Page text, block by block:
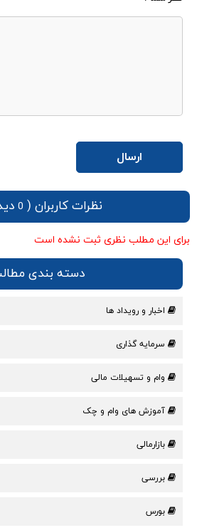
نظرات کاربران ( 0
برای این مطلب نظری ثبت نشده است
دسته بندی
اخبار و رویداد ها
سرمایه گذاری
وام و تسهیلات مالی
آموزش های وام و چک
بازارمالی
بررسی
بورس